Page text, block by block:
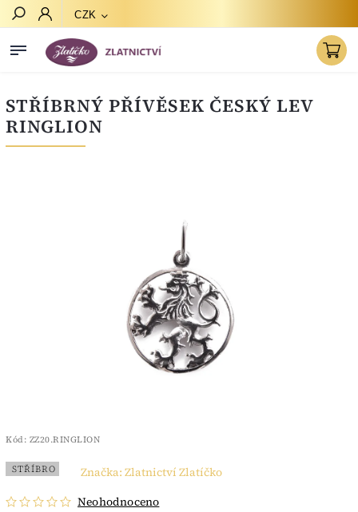
CZK
STŘÍBRNÝ PŘÍVĚSEK ČESKÝ LEV
RINGLION
Kód: ZZ20.RINGLION
STŘÍBRO
Neohodnoceno
Značka: Zlatnictví Zlatíčko